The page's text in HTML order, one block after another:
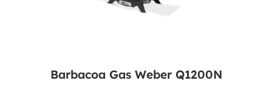
Barbacoa Gas Weber Q1200N